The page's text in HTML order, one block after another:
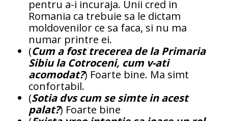
pentru a-i incuraja. Unii cred in
Romania ca trebuie sa le dictam
moldovenilor ce sa faca, si nu ma
numar printre ei.
(Cum a fost trecerea de la Primaria
Sibiu la Cotroceni, cum v-ati
acomodat?) Foarte bine. Ma simt
confortabil.
(Sotia dvs cum se simte in acest
palat?) Foarte bine